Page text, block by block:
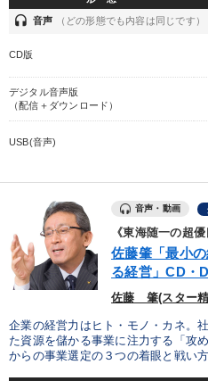
headset 音声 （どの形態でも内容は同じです）
CD版
デジタル音声版
（配信＋ダウンロード）
USB(音声)
音声・動画
《東海随一の超
佐藤肇「最小
る経営」CD・
佐藤 肇(スター
企業の経営力はヒト・モノ・カネ。
た資源を儲かる事業に注力する「攻
からの事業選定の３つの着眼と戦い